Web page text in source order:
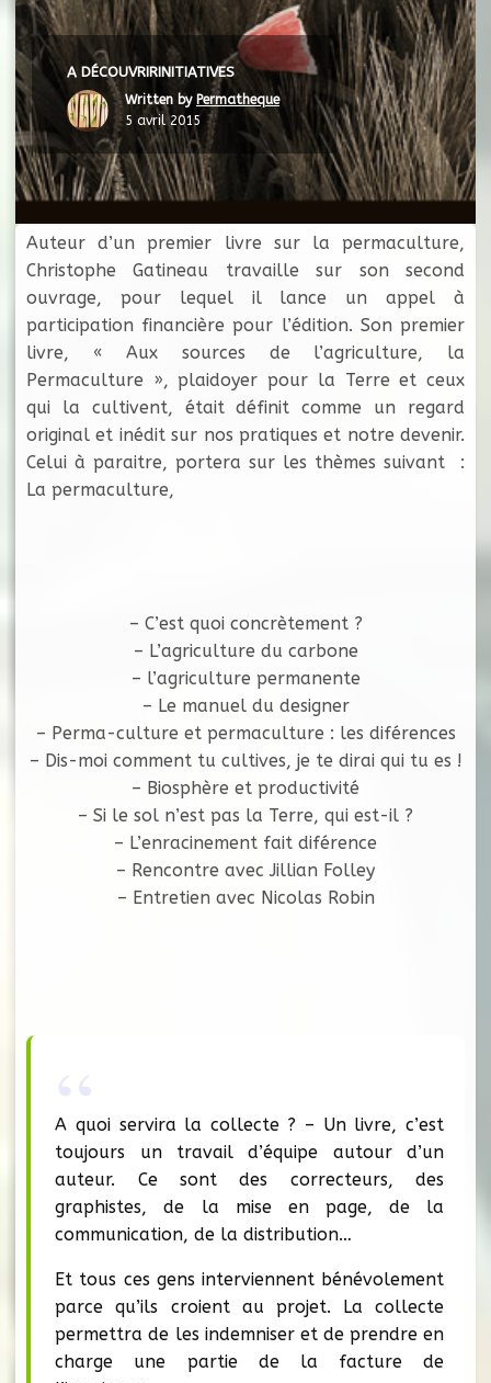
A DÉCOUVRIRINITIATIVES
Written by Permatheque
5 avril 2015
Auteur d’un premier livre sur la permaculture,
Christophe Gatineau travaille sur son second
ouvrage, pour lequel il lance un appel à
participation financière pour l’édition. Son premier
livre, « Aux sources de l’agriculture, la
Permaculture », plaidoyer pour la Terre et ceux
qui la cultivent, était définit comme un regard
original et inédit sur nos pratiques et notre devenir.
Celui à paraitre, portera sur les thèmes suivant :
La permaculture,
– C’est quoi concrètement ?
– L’agriculture du carbone
– l’agriculture permanente
– Le manuel du designer
– Perma-culture et permaculture : les diférences
– Dis-moi comment tu cultives, je te dirai qui tu es !
– Biosphère et productivité
– Si le sol n’est pas la Terre, qui est-il ?
– L’enracinement fait diférence
– Rencontre avec Jillian Folley
– Entretien avec Nicolas Robin
A quoi servira la collecte ? – Un livre, c’est
toujours un travail d’équipe autour d’un
auteur. Ce sont des correcteurs, des
graphistes, de la mise en page, de la
communication, de la distribution…
Et tous ces gens interviennent bénévolement
parce qu’ils croient au projet. La collecte
permettra de les indemniser et de prendre en
charge une partie de la facture de